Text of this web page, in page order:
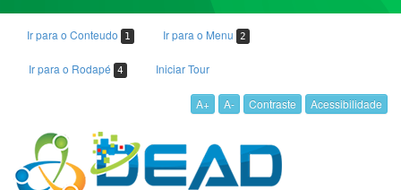
Ir para o Conteudo 1 Ir para o Menu 2
Ir para o Rodapé 4 Iniciar Tour
A+ A- Contraste Acessibilidade